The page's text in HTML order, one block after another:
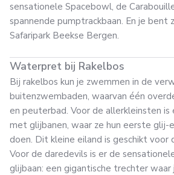
sensationele Spacebowl, de
spannende pumptrackbaan. En je bent
Safaripark Beekse Bergen.
Waterpret bij Rakelbos
Bij rakelbos kun je zwemmen in de
buitenzwembaden, waarvan één
en peuterbad. Voor de allerkleinsten is
met glijbanen, waar ze hun eerste glij-
doen. Dit kleine eiland is geschikt voor
Voor de daredevils is er de
glijbaan: een gigantische trechter